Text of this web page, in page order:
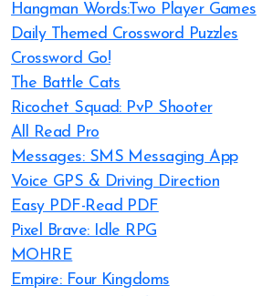
Hangman Words:Two Player Games
Daily Themed Crossword Puzzles
Crossword Go!
The Battle Cats
Ricochet Squad: PvP Shooter
All Read Pro
Messages: SMS Messaging App
Voice GPS & Driving Direction
Easy PDF-Read PDF
Pixel Brave: Idle RPG
MOHRE
Empire: Four Kingdoms